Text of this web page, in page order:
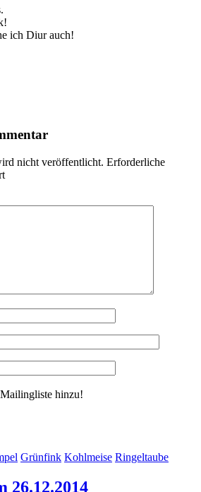
ich Diur auch!
nicht veröffentlicht. Erforderliche
hinzu!
Grünfink Kohlmeise Ringeltaube
26.12.2014